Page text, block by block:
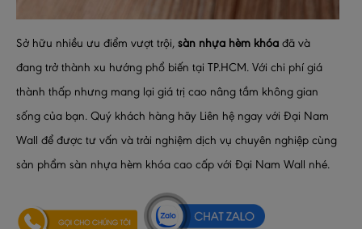
Sở hữu nhiều ưu điểm vượt trội, sàn nhựa hèm khóa đã và
đang trở thành xu hướng phổ biến tại TP.HCM. Với chi phí giá
thành thấp nhưng mang lại giá trị cao nâng tầm không gian
sống của bạn. Quý khách hàng hãy Liên hệ ngay với Đại Nam
Wall để được tư vấn và trải nghiệm dịch vụ chuyên nghiệp cùng
sản phẩm sàn nhựa hèm khóa cao cấp với Đại Nam Wall nhé.